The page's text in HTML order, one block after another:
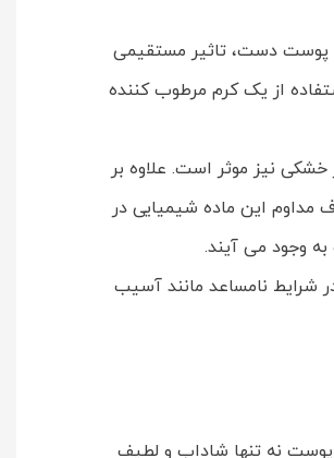
حجم 75 میلی لیتر را از دست ندهید. خشکی پوست دست، تاثیر مستقیمی
از یک کرم مرطوب کننده
نیز موثر است. علاوه بر
این ماده شیمیایی در
وجود می آیند.
شرایط نامساعد مانند آسیب
نه تنها شاداب و لطیف